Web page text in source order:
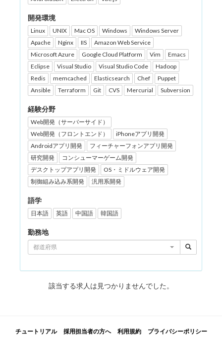
開発環境
Linux UNIX Mac OS Windows
Windows Server
Apache
Nginx IIS
Amazon Web Service
Microsoft Azure
Google Cloud Platform Vim
Emacs
Eclipse
Visual Studio Visual Studio Code
Hadoop
Redis
memcached Elasticsearch Chef
Puppet
Ansible
Terraform Git CVS Mercurial Subversion
経験分野
Web開発（サーバーサイド）
Web開発（フロントエンド）
iPhoneアプリ開発
Androidアプリ開発
フィーチャーフォンアプリ開発
研究開発
コンシューマーゲーム開発
デスクトップアプリ開発
OS・ミドルウェア開発
制御組み込み系開発
汎用系開発
語学
日本語 英語 中国語 韓国語
勤務地
都道府県
該当する求人は見つかりませんでした。
チュートリアル 採用担当者の方へ 利用規約 プライバシーポリシー